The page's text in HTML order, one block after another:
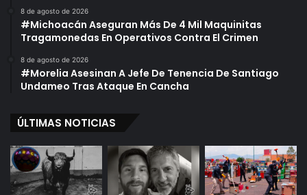
8 de agosto de 2026
#Michoacán Aseguran Más De 4 Mil Maquinitas
Tragamonedas En Operativos Contra El Crimen
8 de agosto de 2026
#Morelia Asesinan A Jefe De Tenencia De Santiago
Undameo Tras Ataque En Cancha
ÚLTIMAS NOTICIAS